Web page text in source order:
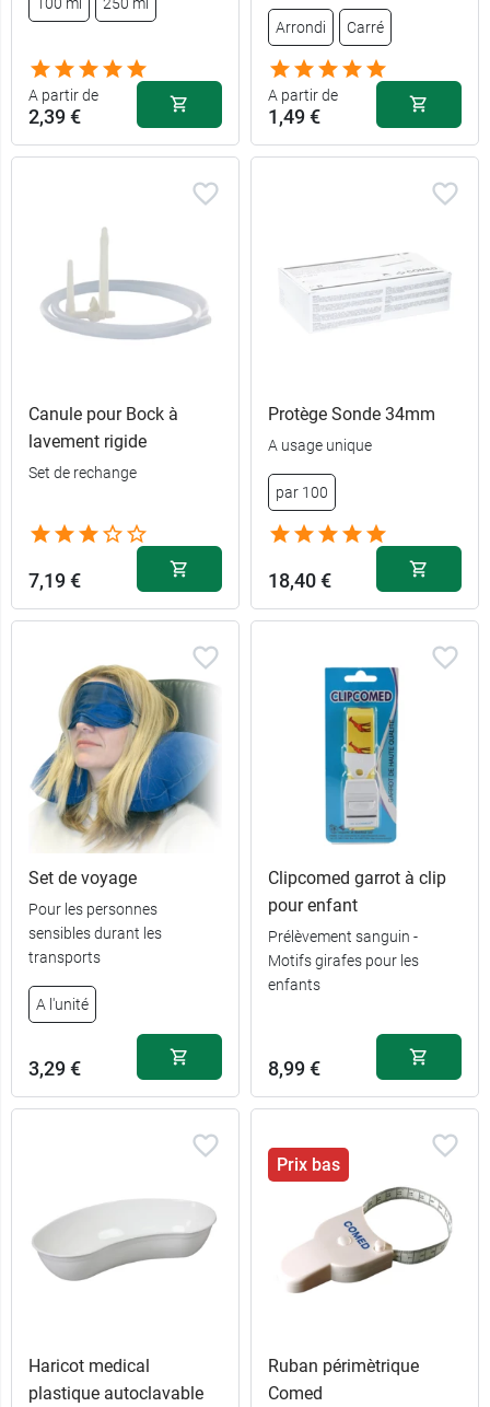
100 ml 250 ml
A partir de
2,39 €
100 ml 2,39 €
250 ml 3,09 €
Arrondi Carré
A partir de
1,49 €
Arrondi 1,59 €
Carré 1,49 €
Canule pour Bock à
lavement rigide
Set de rechange
7,19 €
Protège Sonde 34mm
A usage unique
par 100
18,40 €
Set de voyage
Pour les personnes
sensibles durant les
transports
A l'unité
3,29 €
Clipcomed garrot à clip
pour enfant
Prélèvement sanguin -
Motifs girafes pour les
enfants
8,99 €
Haricot medical
plastique autoclavable
Prix bas
Ruban périmètrique
Comed